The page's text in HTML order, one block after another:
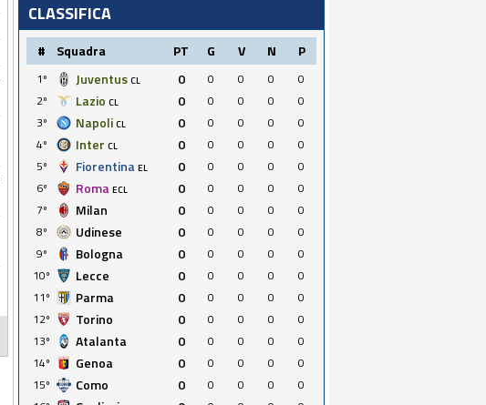
CLASSIFICA
# Squadra PT G V N P
1º Juventus CL 0 0 0 0
0
2º
Lazio CL 0 0 0 0
0
3º
Napoli CL 0 0 0 0
0
4º
Inter CL 0 0 0 0
0
5º
Fiorentina EL 0 0 0 0
0
6º
Roma ECL 0 0 0 0
0
7º
Milan 0 0 0 0
0
8º
Udinese 0 0 0 0
0
9º
Bologna 0 0 0 0
0
10º
Lecce 0 0 0 0
0
11º
Parma 0 0 0 0
0
12º
Torino 0 0 0 0
0
13º
Atalanta 0 0 0 0
0
14º
Genoa 0 0 0 0
0
15º
Como 0 0 0 0
0